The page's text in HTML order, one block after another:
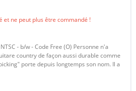
et ne peut plus être commandé !
- b/w - Code Free (O) Personne n'a
country de façon aussi durable comme
porte depuis longtemps son nom. Il a